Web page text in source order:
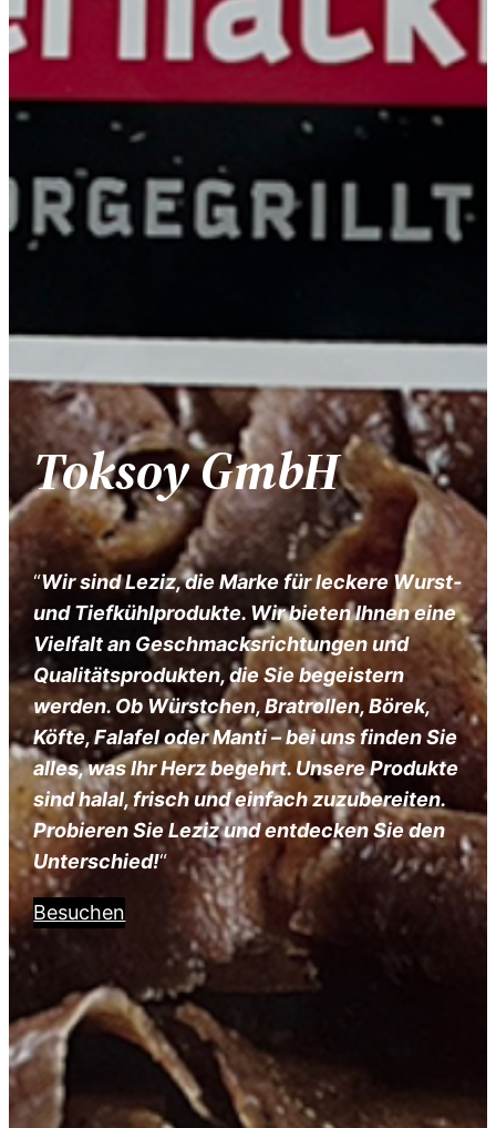
Toksoy GmbH
“Wir sind Leziz, die Marke für leckere Wurst-
und Tiefkühlprodukte. Wir bieten Ihnen eine
Vielfalt an Geschmacksrichtungen und
Qualitätsprodukten, die Sie begeistern
werden. Ob Würstchen, Bratrollen, Börek,
Köfte, Falafel oder Manti – bei uns finden Sie
alles, was Ihr Herz begehrt. Unsere Produkte
sind halal, frisch und einfach zuzubereiten.
Probieren Sie Leziz und entdecken Sie den
Unterschied!“
Besuchen